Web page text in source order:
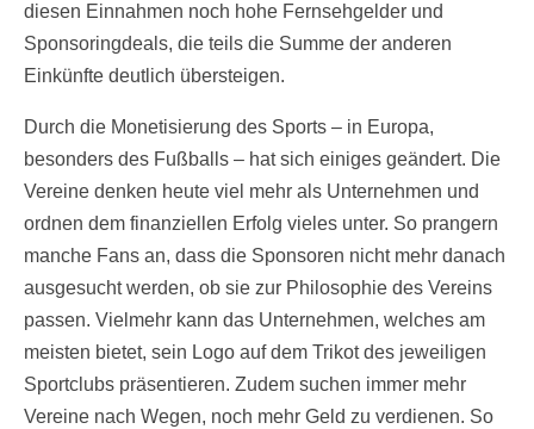
diesen Einnahmen noch hohe Fernsehgelder und
Sponsoringdeals, die teils die Summe der anderen
Einkünfte deutlich übersteigen.
Durch die Monetisierung des Sports – in Europa,
besonders des Fußballs – hat sich einiges geändert. Die
Vereine denken heute viel mehr als Unternehmen und
ordnen dem finanziellen Erfolg vieles unter. So prangern
manche Fans an, dass die Sponsoren nicht mehr danach
ausgesucht werden, ob sie zur Philosophie des Vereins
passen. Vielmehr kann das Unternehmen, welches am
meisten bietet, sein Logo auf dem Trikot des jeweiligen
Sportclubs präsentieren. Zudem suchen immer mehr
Vereine nach Wegen, noch mehr Geld zu verdienen. So